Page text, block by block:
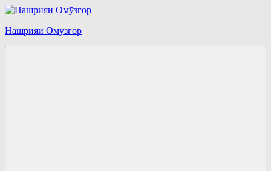
Перейти
содержимому
Нашрияи Омӯзгор